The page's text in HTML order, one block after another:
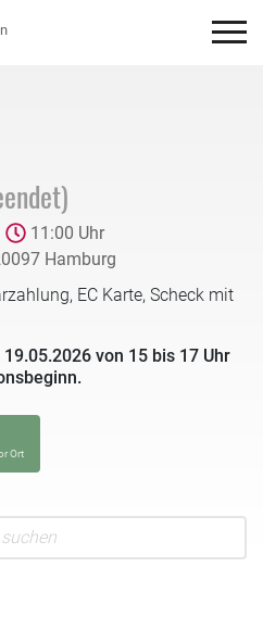
11:00 Uhr
Hamburg
EC Karte, Scheck mit
von 15 bis 17 Uhr
Ort